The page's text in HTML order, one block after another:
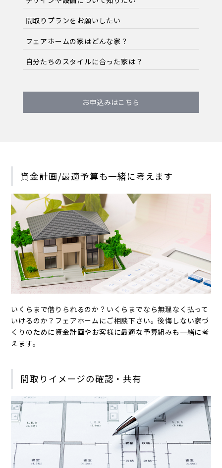
間取りプランをお願いしたい
フェアホームの家はどんな家？
自分たちのスタイルに合った家は？
お申込みはこちら
資金計画/最適予算も一緒に考えます
いくらまで借りられるのか？いくらまでなら無理なく払って
いけるのか？フェアホームにご相談下さい。後悔しない家づ
くりのために資金計画やお客様に最適な予算組みも一緒に考
えます。
間取りイメージの確認・共有